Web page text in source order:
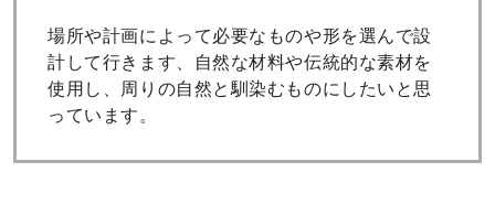
場所や計画によって必要なものや形を選んで設
計して行きます、自然な材料や伝統的な素材を
使用し、周りの自然と馴染むものにしたいと思
っています。